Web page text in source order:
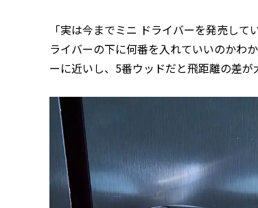
「実は今までミニ ドライバーを発売し
ライバーの下に何番を入れていいのかわ
ーに近いし、5番ウッドだと飛距離の差が